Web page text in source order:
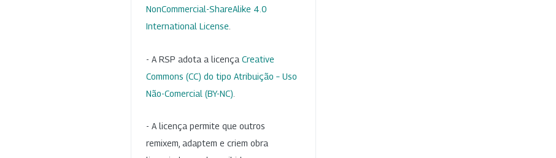
NonCommercial-ShareAlike 4.0
International License
- A RSP adota a licença Creative
Commons (CC) do tipo Atribuição – Uso
Não-Comercial (BY-NC)
- A licença permite que outros
remixem, adaptem e criem obra